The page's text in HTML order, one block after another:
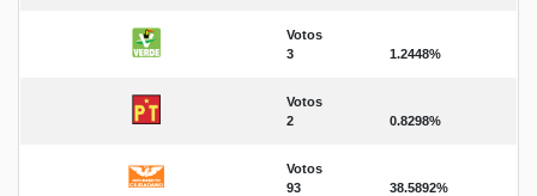
Votos
3
1.2448%
Votos
2
0.8298%
Votos
93
38.5892%